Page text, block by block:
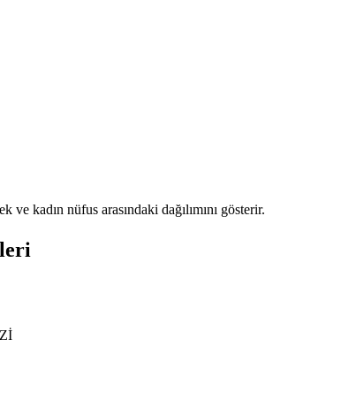
kadın nüfus arasındaki dağılımını gösterir.